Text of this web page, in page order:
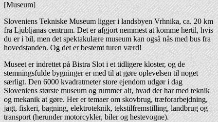
[Museum]
Sloveniens Tekniske Museum ligger i landsbyen Vrhnika, ca. 20 km
fra Ljubljanas centrum. Det er afgjort nemmest at komme hertil, hvis
du er i bil, men det spektakulære museum kan også nås med bus fra
hovedstanden. Og det er bestemt turen værd!
Museet er indrettet på Bistra Slot i et tidligere kloster, og de
stemningsfulde bygninger er med til at gøre oplevelsen til noget
særligt. Den 6000 kvadratmeter store ejendom udgør i dag
Sloveniens største museum og rummer alt, hvad der har med teknik
og mekanik at gøre. Her er temaer om skovbrug, træforarbejdning,
jagt, fiskeri, bagning, elektroteknik, tekstilfremstilling, landbrug og
transport (herunder motorcykler, biler og hestevogne).